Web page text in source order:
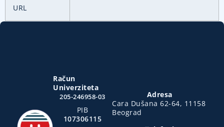
URL
Račun
Univerziteta
205-246958-03
PIB
107306115
Adresa
Cara Dušana 62-64, 11158
Beograd